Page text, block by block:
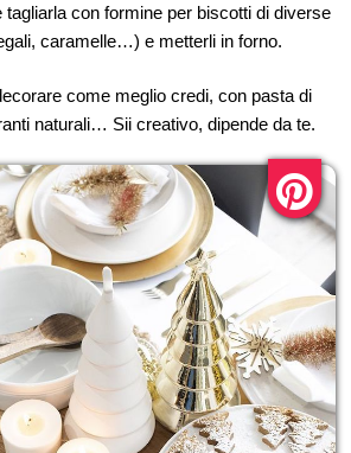
con formine per biscotti di diverse
caramelle…) e metterli in forno.
come meglio credi, con pasta di
naturali… Sii creativo, dipende da te.